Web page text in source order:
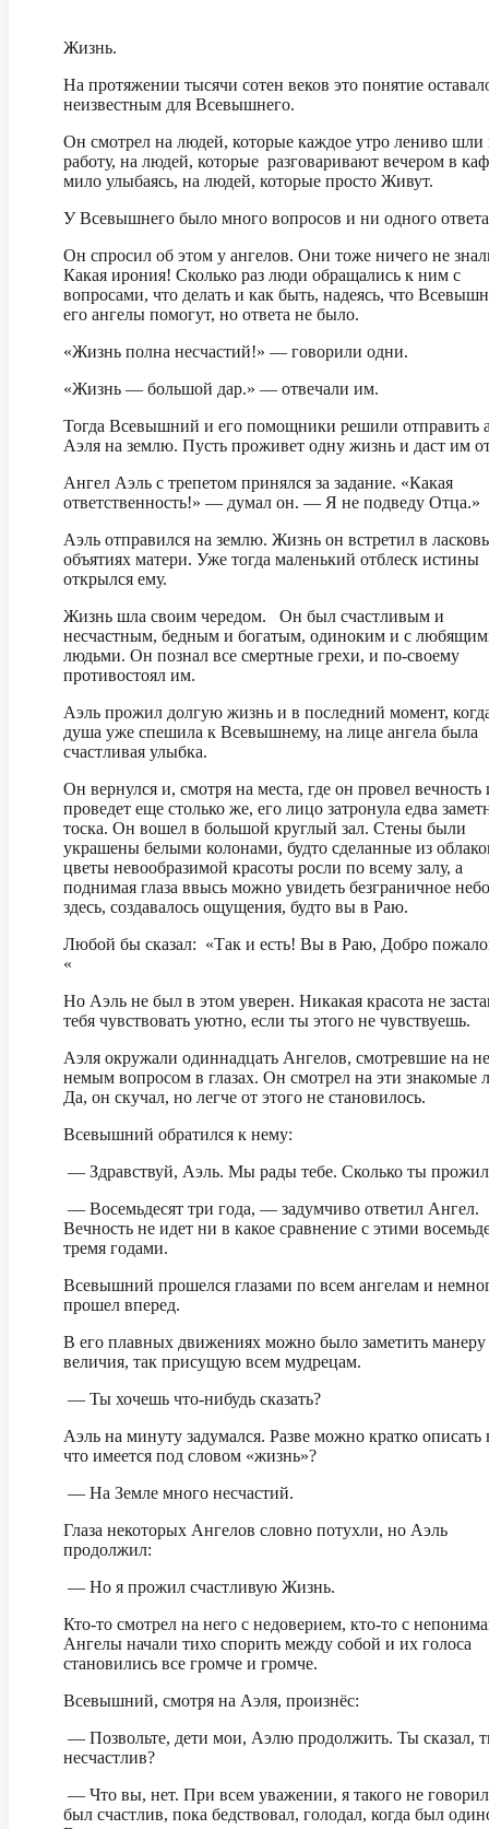
Жизнь.
На протяжении тысячи сотен веков это понятие
неизвестным для Всевышнего.
Он смотрел на людей, которые каждое утро лениво шли
работу, на людей, которые разговаривают вечером в
мило улыбаясь, на людей, которые просто Живут.
У Всевышнего было много вопросов и ни одного
Он спросил об этом у ангелов. Они тоже ничего не
Какая ирония! Сколько раз люди обращались к ним с
вопросами, что делать и как быть, надеясь, что
его ангелы помогут, но ответа не было.
«Жизнь полна несчастий!» — говорили одни.
«Жизнь — большой дар.» — отвечали им.
Тогда Всевышний и его помощники решили отправить
Аэля на землю. Пусть проживет одну жизнь и даст им
Ангел Аэль с трепетом принялся за задание. «Какая
ответственность!» — думал он. — Я не подведу Отца.»
Аэль отправился на землю. Жизнь он встретил в
объятиях матери. Уже тогда маленький отблеск истины
открылся ему.
Жизнь шла своим чередом. Он был счастливым и
несчастным, бедным и богатым, одиноким и с
людьми. Он познал все смертные грехи, и по-своему
противостоял им.
Аэль прожил долгую жизнь и в последний момент,
душа уже спешила к Всевышнему, на лице ангела была
счастливая улыбка.
Он вернулся и, смотря на места, где он провел вечность
проведет еще столько же, его лицо затронула едва
тоска. Он вошел в большой круглый зал. Стены были
украшены белыми колонами, будто сделанные из
цветы невообразимой красоты росли по всему залу, а
поднимая глаза ввысь можно увидеть безграничное
здесь, создавалось ощущения, будто вы в Раю.
Любой бы сказал: «Так и есть! Вы в Раю, Добро
«
Но Аэль не был в этом уверен. Никакая красота не
тебя чувствовать уютно, если ты этого не чувствуешь.
Аэля окружали одиннадцать Ангелов, смотревшие на
немым вопросом в глазах. Он смотрел на эти знакомые
Да, он скучал, но легче от этого не становилось.
Всевышний обратился к нему:
— Здравствуй, Аэль. Мы рады тебе. Сколько ты
— Восемьдесят три года, — задумчиво ответил Ангел.
Вечность не идет ни в какое сравнение с этими
тремя годами.
Всевышний прошелся глазами по всем ангелам и
прошел вперед.
В его плавных движениях можно было заметить манеру
величия, так присущую всем мудрецам.
— Ты хочешь что-нибудь сказать?
Аэль на минуту задумался. Разве можно кратко описать
что имеется под словом «жизнь»?
— На Земле много несчастий.
Глаза некоторых Ангелов словно потухли, но Аэль
продолжил:
— Но я прожил счастливую Жизнь.
Кто-то смотрел на него с недоверием, кто-то с
Ангелы начали тихо спорить между собой и их голоса
становились все громче и громче.
Всевышний, смотря на Аэля, произнёс:
— Позвольте, дети мои, Аэлю продолжить. Ты сказал,
несчастлив?
— Что вы, нет. При всем уважении, я такого не
был счастлив, пока бедствовал, голодал, когда был